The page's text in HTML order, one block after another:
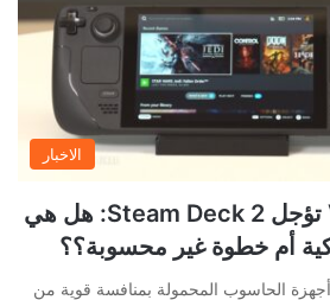
الاخبار
شركة Valve تؤجل Steam Deck 2: هل هي
أم خطوة غير محسوبة؟؟
الحاسوب المحمولة بمنافسة قوية من